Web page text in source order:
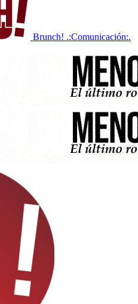
Brunch! .:Comunicación:.